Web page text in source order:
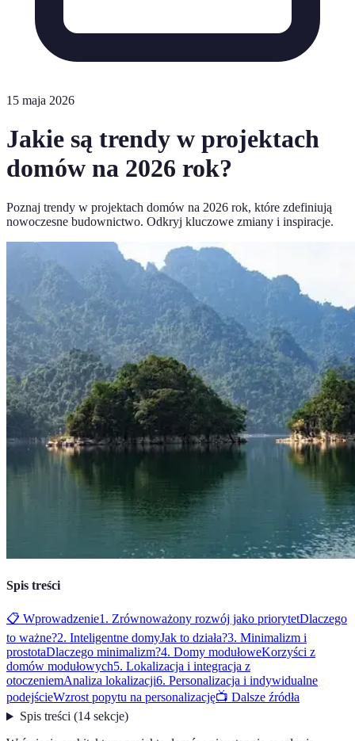
15 maja 2026
Jakie są trendy w projektach
domów na 2026 rok?
Poznaj trendy w projektach domów na 2026 rok, które zdefiniują
nowoczesne budownictwo. Odkryj kluczowe zmiany i inspiracje.
Spis treści
📋 Wprowadzenie1. Zrównoważony rozwój jako priorytetDlaczego
to ważne?2. Inteligentne domyJak to działa?3. Minimalizm i
prostotaDlaczego minimalizm?4. Domy modułoweKorzyści z
domów modułowych5. Lokalizacja i integracja z
otoczeniemAnaliza lokalizacji6. Personalizacja i indywidualne
podejścieWzrost popytu na personalizację📺 Dalsze źródła
Spis treści(14 sekcje)